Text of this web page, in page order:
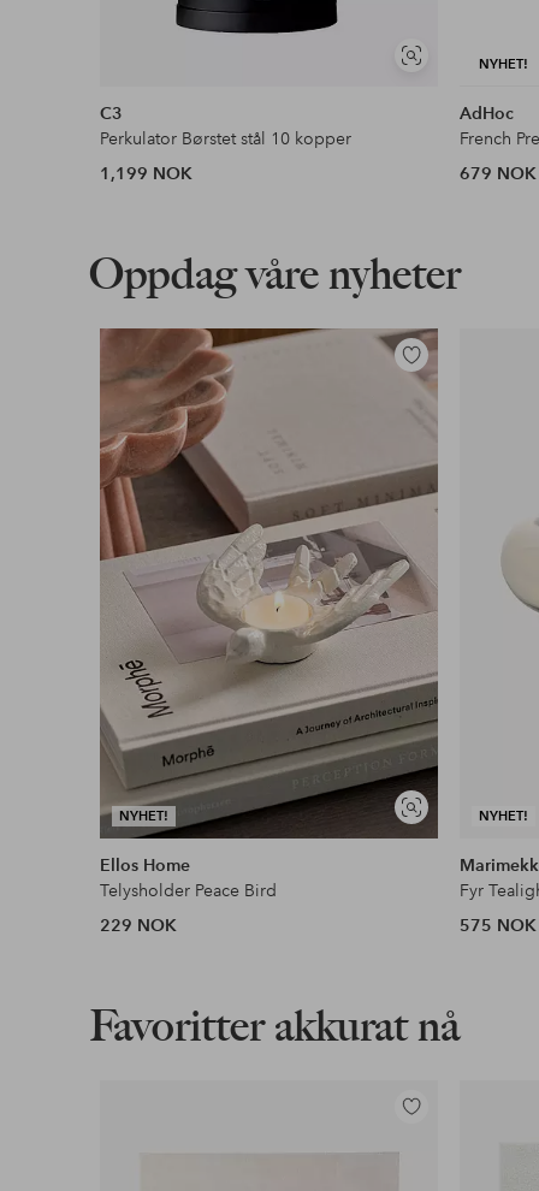
Vis
C3
Perkulator Børstet stål 10 kopper
1,199 NOK
NYHET!
AdHoc
French
679 NOK
Oppdag våre nyheter
NYHET!
Vis
lignende
Legg
Ellos Home
Telysholder Peace Bird
229 NOK
NYHET!
Fyr
575 NOK
Favoritter akkurat nå
Legg